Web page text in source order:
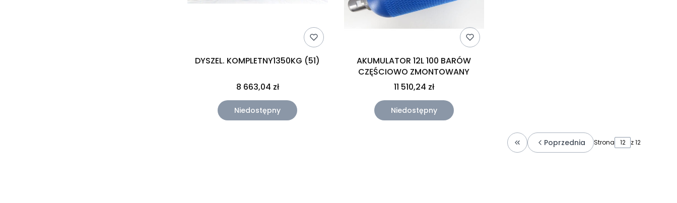
DYSZEL. KOMPLETNY1350KG (51)
8 663,04 zł
Niedostępny
AKUMULATOR 12L 100 BARÓW
CZĘŚCIOWO ZMONTOWANY
11 510,24 zł
Niedostępny
Wróć do pierwszej strony z produktami
Poprzednia Strona z 12